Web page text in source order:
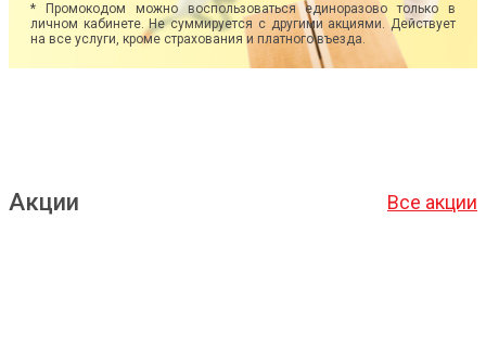
* Промокодом можно воспользоваться единоразово только в
личном кабинете. Не суммируется с другими акциями. Действует
на все услуги, кроме страхования и платного въезда.
Акции Все акции